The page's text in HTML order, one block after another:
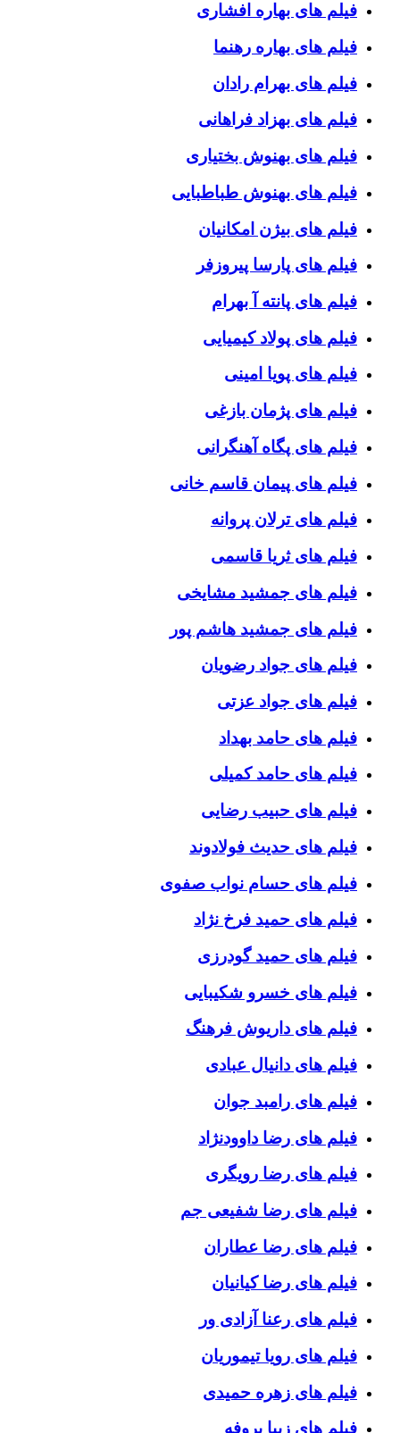
فیلم های بهاره افشاری
فیلم های بهاره رهنما
فیلم های بهرام رادان
فیلم های بهزاد فراهانی
فیلم های بهنوش بختیاری
فیلم های بهنوش طباطبایی
فیلم های بیژن امکانیان
فیلم های پارسا پیروزفر
فیلم های پانته آ بهرام
فیلم های پولاد کیمیایی
فیلم های پویا امینی
فیلم های پژمان بازغی
فیلم های پگاه آهنگرانی
فیلم های پیمان قاسم خانی
فیلم های ترلان پروانه
فیلم های ثریا قاسمی
فیلم های جمشید مشایخی
فیلم های جمشید هاشم پور
فیلم های جواد رضویان
فیلم های جواد عزتی
فیلم های حامد بهداد
فیلم های حامد کمیلی
فیلم های حبیب رضایی
فیلم های حدیث فولادوند
فیلم های حسام نواب صفوی
فیلم های حمید فرخ نژاد
فیلم های حمید گودرزی
فیلم های خسرو شکیبایی
فیلم های داریوش فرهنگ
فیلم های دانیال عبادی
فیلم های رامبد جوان
فیلم های رضا داوودنژاد
فیلم های رضا رویگری
فیلم های رضا شفیعی جم
فیلم های رضا عطاران
فیلم های رضا کیانیان
فیلم های رعنا آزادی ور
فیلم های رویا تیموریان
فیلم های زهره حمیدی
فیلم های زیبا بروفه